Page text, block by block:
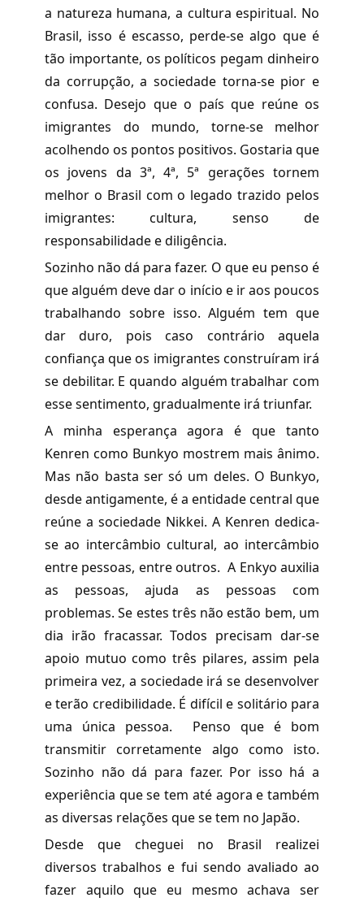
a natureza humana, a cultura espiritual. No
Brasil, isso é escasso, perde-se algo que é
tão importante, os políticos pegam dinheiro
da corrupção, a sociedade torna-se pior e
confusa. Desejo que o país que reúne os
imigrantes do mundo, torne-se melhor
acolhendo os pontos positivos. Gostaria que
os jovens da 3ª, 4ª, 5ª gerações tornem
melhor o Brasil com o legado trazido pelos
imigrantes: cultura, senso de
responsabilidade e diligência.
Sozinho não dá para fazer. O que eu penso é
que alguém deve dar o início e ir aos poucos
trabalhando sobre isso. Alguém tem que
dar duro, pois caso contrário aquela
confiança que os imigrantes construíram irá
se debilitar. E quando alguém trabalhar com
esse sentimento, gradualmente irá triunfar.
A minha esperança agora é que tanto
Kenren como Bunkyo mostrem mais ânimo.
Mas não basta ser só um deles. O Bunkyo,
desde antigamente, é a entidade central que
reúne a sociedade Nikkei. A Kenren dedica-
se ao intercâmbio cultural, ao intercâmbio
entre pessoas, entre outros. A Enkyo auxilia
as pessoas, ajuda as pessoas com
problemas. Se estes três não estão bem, um
dia irão fracassar. Todos precisam dar-se
apoio mutuo como três pilares, assim pela
primeira vez, a sociedade irá se desenvolver
e terão credibilidade. É difícil e solitário para
uma única pessoa. Penso que é bom
transmitir corretamente algo como isto.
Sozinho não dá para fazer. Por isso há a
experiência que se tem até agora e também
as diversas relações que se tem no Japão.
Desde que cheguei no Brasil realizei
diversos trabalhos e fui sendo avaliado ao
fazer aquilo que eu mesmo achava ser